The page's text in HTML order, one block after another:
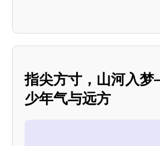
指尖方寸，山河入
少年气与远方